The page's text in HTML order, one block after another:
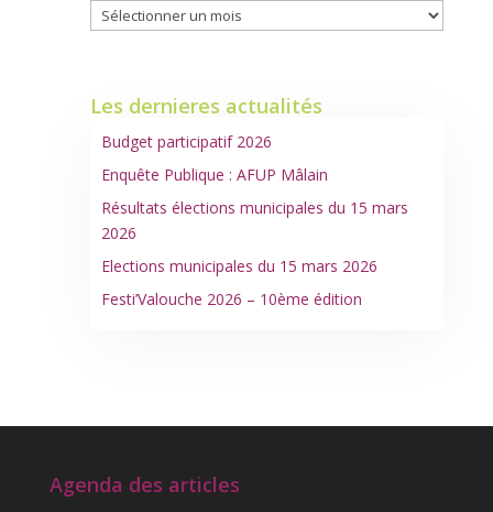
Les
anciens
Les dernieres actualités
Budget participatif 2026
Enquête Publique : AFUP Mâlain
Résultats élections municipales du 15 mars
2026
Elections municipales du 15 mars 2026
Festi’Valouche 2026 – 10ème édition
Agenda des articles